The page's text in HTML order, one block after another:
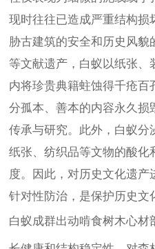
现时往往已造成严重结构
胁古建筑的安全和历史风貌
等文献遗产，白蚁以纸张、
内将珍贵典籍蛀蚀得千疮百
分孤本、善本的内容永久损
传承与研究。此外，白蚁分
纸张、纺织品等文物的酸化
度。因此，对历史文化遗产
针对性防治，是保护历史文
白蚁成群出动啃食树木心材